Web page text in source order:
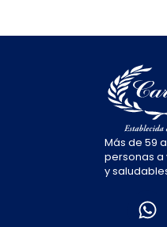
Más de 59
personas a
y